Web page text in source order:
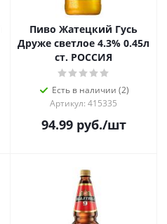
Пиво Жатецкий Гусь
Друже светлое 4.3% 0.45л
ст. РОССИЯ
Есть в наличии (2)
Артикул: 415335
94.99руб./шт